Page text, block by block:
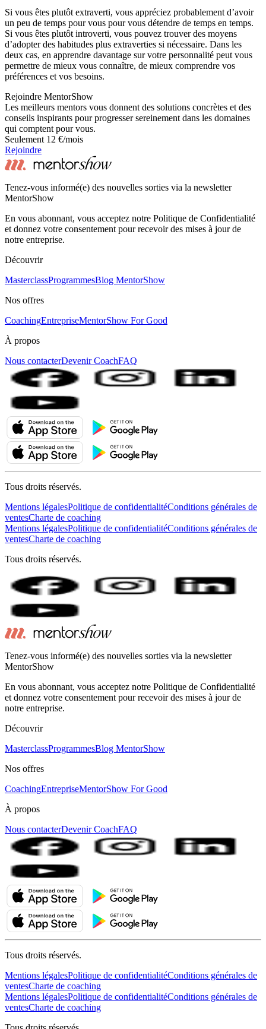
Si vous êtes plutôt extraverti, vous appréciez probablement d’avoir
un peu de temps pour vous pour vous détendre de temps en temps.
Si vous êtes plutôt introverti, vous pouvez trouver des moyens
d’adopter des habitudes plus extraverties si nécessaire. Dans les
deux cas, en apprendre davantage sur votre personnalité peut vous
permettre de mieux vous connaître, de mieux comprendre vos
préférences et vos besoins.
Rejoindre MentorShow
Les meilleurs mentors vous donnent des solutions concrètes et des
conseils inspirants pour progresser sereinement dans les domaines
qui comptent pour vous.
Seulement 12 €/mois
Rejoindre
Tenez-vous informé(e) des nouvelles sorties via la newsletter
MentorShow
En vous abonnant, vous acceptez notre Politique de Confidentialité
et donnez votre consentement pour recevoir des mises à jour de
notre entreprise.
Découvrir
MasterclassProgrammesBlog MentorShow
Nos offres
CoachingEntrepriseMentorShow For Good
À propos
Nous contacterDevenir CoachFAQ
Tous droits réservés.
Mentions légalesPolitique de confidentialitéConditions générales de
ventesCharte de coaching
Mentions légalesPolitique de confidentialitéConditions générales de
ventesCharte de coaching
Tous droits réservés.
Tenez-vous informé(e) des nouvelles sorties via la newsletter
MentorShow
En vous abonnant, vous acceptez notre Politique de Confidentialité
et donnez votre consentement pour recevoir des mises à jour de
notre entreprise.
Découvrir
MasterclassProgrammesBlog MentorShow
Nos offres
CoachingEntrepriseMentorShow For Good
À propos
Nous contacterDevenir CoachFAQ
Tous droits réservés.
Mentions légalesPolitique de confidentialitéConditions générales de
ventesCharte de coaching
Mentions légalesPolitique de confidentialitéConditions générales de
ventesCharte de coaching